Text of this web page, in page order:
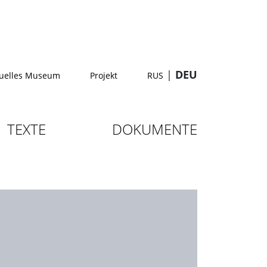
Museum Projekt RUS | DEU
TEXTE DOKUMENTE